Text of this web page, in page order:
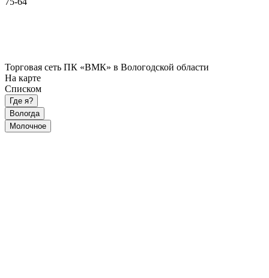
Торговая сеть ПК «ВМК» в Вологодской области
На карте
Списком
Где я?
Вологда
Молочное